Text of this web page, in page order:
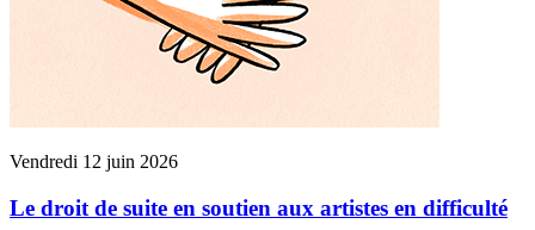
Vendredi 12 juin 2026
Le droit de suite en soutien aux artistes en difficulté